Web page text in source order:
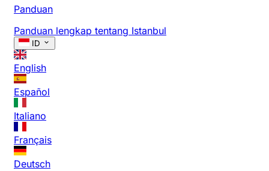
Panduan
Panduan lengkap tentang Istanbul
ID
English
Español
Italiano
Français
Deutsch